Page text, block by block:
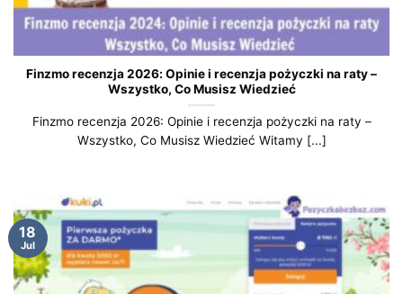
Finzmo recenzja 2026: Opinie i recenzja pożyczki na raty –
Wszystko, Co Musisz Wiedzieć
Finzmo recenzja 2026: Opinie i recenzja pożyczki na raty –
Wszystko, Co Musisz Wiedzieć Witamy [...]
18
Jul